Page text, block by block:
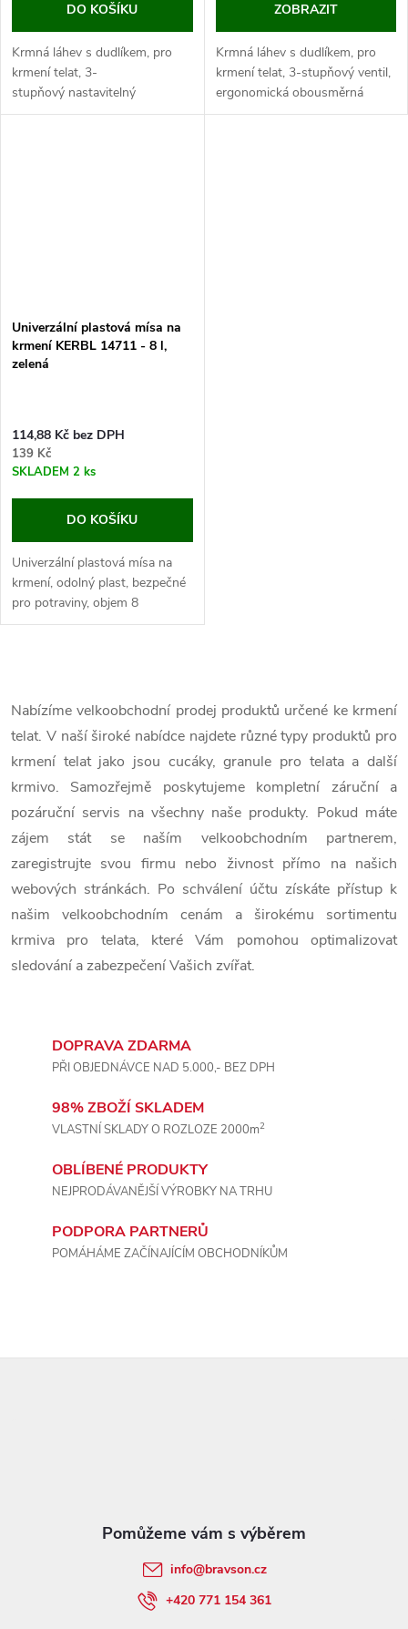
DO KOŠÍKU
Krmná láhev s dudlíkem, pro
krmení telat, 3-
stupňový nastavitelný
ventil, šroubovací uzávěr, s
ZOBRAZIT
Krmná láhev s dudlíkem, pro
krmení telat, 3-stupňový ventil,
ergonomická obousměrná
rukojeť, průměr hrdla 70 mm,
Univerzální plastová mísa na
krmení KERBL 14711 - 8 l,
zelená
114,88 Kč bez DPH
139 Kč
SKLADEM 2 ks
DO KOŠÍKU
Univerzální plastová mísa na
krmení, odolný plast, bezpečné
pro potraviny, objem 8
l, rozměry 18,5 x 31,5 cm.
v
l
á
d
a
c
í
p
Nabízíme velkoobchodní prodej produktů určené ke krmení
telat. V naší široké nabídce najdete různé typy produktů pro
krmení telat jako jsou cucáky, granule pro telata a další
krmivo. Samozřejmě poskytujeme kompletní záruční a
pozáruční servis na všechny naše produkty. Pokud máte
zájem stát se naším velkoobchodním partnerem,
zaregistrujte svou firmu nebo živnost přímo na našich
webových stránkách. Po schválení účtu získáte přístup k
našim velkoobchodním cenám a širokému sortimentu
krmiva pro telata, které Vám pomohou optimalizovat
sledování a zabezpečení Vašich zvířat.
DOPRAVA ZDARMA
PŘI OBJEDNÁVCE NAD 5.000,- BEZ DPH
98% ZBOŽÍ SKLADEM
VLASTNÍ SKLADY O ROZLOZE 2000m2
OBLÍBENÉ PRODUKTY
NEJPRODÁVANĚJŠÍ VÝROBKY NA TRHU
PODPORA PARTNERŮ
POMÁHÁME ZAČÍNAJÍCÍM OBCHODNÍKŮM
info@bravson.cz
+420 771 154 361